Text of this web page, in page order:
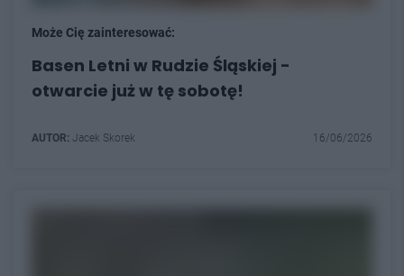
Może Cię zainteresować:
Basen Letni w Rudzie Śląskiej -
otwarcie już w tę sobotę!
AUTOR: Jacek Skorek 16/06/2026